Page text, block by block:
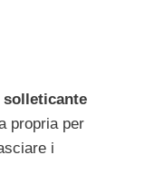
solleticante
propria per
i